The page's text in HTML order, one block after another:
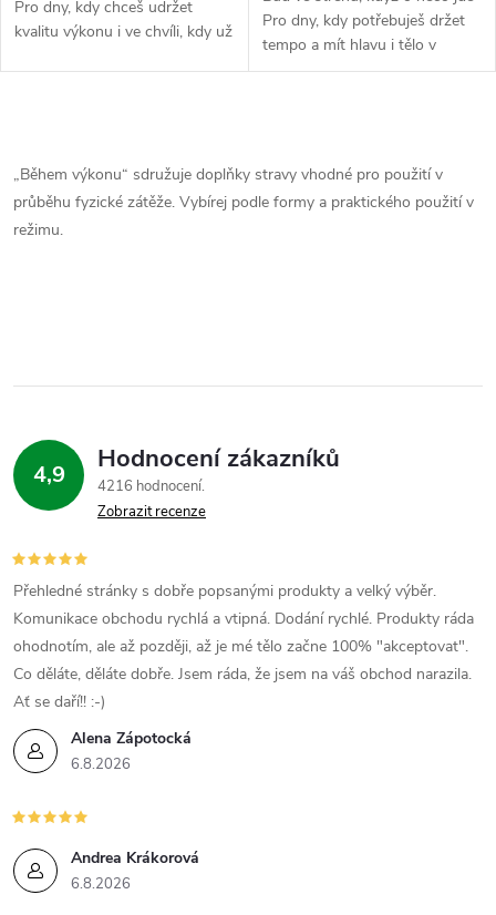
Pro dny, kdy chceš udržet
kvalitu výkonu i ve chvíli, kdy už
Pro dny, kdy potřebuješ držet
tempo a mít hlavu i tělo v
pohotovosti. Taurin je tvůj
v
l
í
p
v
k
y
v
ý
p
i
s
„Během výkonu“ sdružuje doplňky stravy vhodné pro použití v
průběhu fyzické zátěže. Vybírej podle formy a praktického použití v
režimu.
4,9 Hodnocení zákazníků
4216 hodnocení
Zobrazit recenze
Alena Zápotocká
6.8.2026
Přehledné stránky s dobře popsanými produkty a velký výběr.
Komunikace obchodu rychlá a vtipná. Dodání rychlé. Produkty ráda
ohodnotím, ale až později, až je mé tělo začne 100% "akceptovat".
Co děláte, děláte dobře. Jsem ráda, že jsem na váš obchod narazila.
Ať se daří!! :-)
Andrea Krákorová
6.8.2026